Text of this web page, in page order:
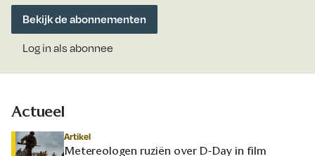
Bekijk de abonnementen
Log in als abonnee
Actueel
Artikel
Metereologen ruziën over D-Day in film